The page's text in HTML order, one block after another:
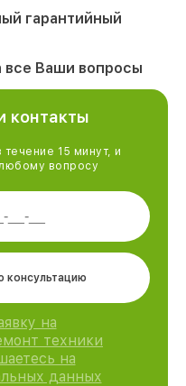
гарантийный
все Ваши вопросы
контакты
15 минут, и
вопросу
консультацию
на
техники
на
данных